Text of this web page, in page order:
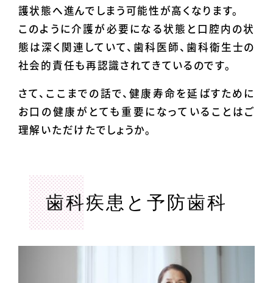
護状態へ進んでしまう可能性が高くなります。
このように介護が必要になる状態と口腔内の状
態は深く関連していて、歯科医師、歯科衛生士の
社会的責任も再認識されてきているのです。
さて、ここまでの話で、健康寿命を延ばすために
お口の健康がとても重要になっていることはご
理解いただけたでしょうか。
歯科疾患と予防歯科